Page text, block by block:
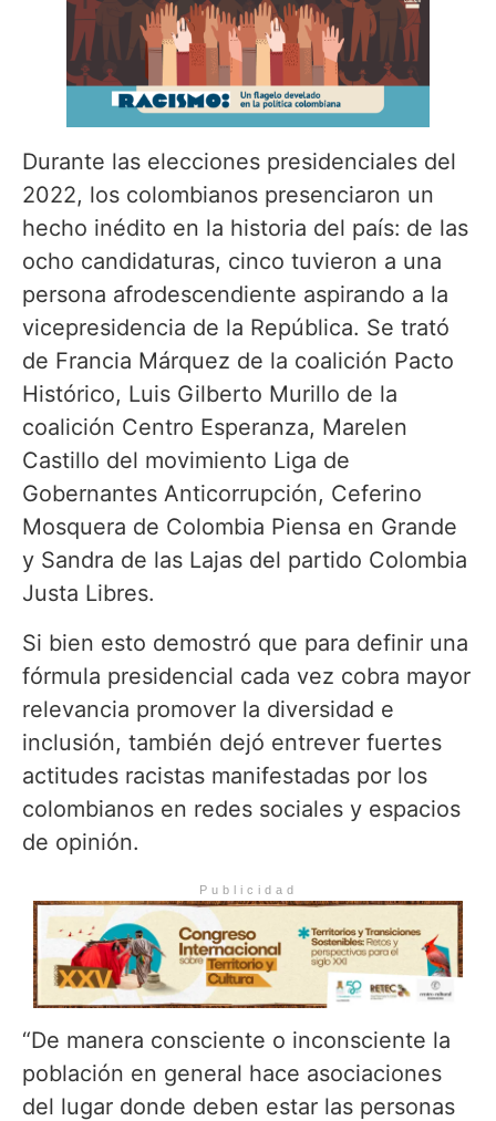
Durante las elecciones presidenciales del
2022, los colombianos presenciaron un
hecho inédito en la historia del país: de las
ocho candidaturas, cinco tuvieron a una
persona afrodescendiente aspirando a la
vicepresidencia de la República. Se trató
de Francia Márquez de la coalición Pacto
Histórico, Luis Gilberto Murillo de la
coalición Centro Esperanza, Marelen
Castillo del movimiento Liga de
Gobernantes Anticorrupción, Ceferino
Mosquera de Colombia Piensa en Grande
y Sandra de las Lajas del partido Colombia
Justa Libres.
Si bien esto demostró que para definir una
fórmula presidencial cada vez cobra mayor
relevancia promover la diversidad e
inclusión, también dejó entrever fuertes
actitudes racistas manifestadas por los
colombianos en redes sociales y espacios
de opinión.
Publicidad
“De manera consciente o inconsciente la
población en general hace asociaciones
del lugar donde deben estar las personas